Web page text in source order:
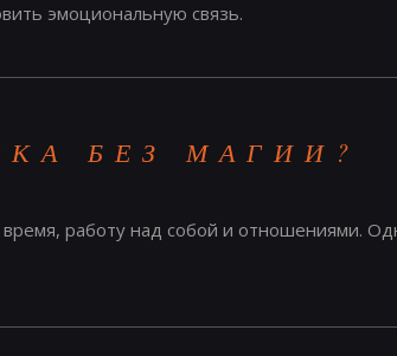
эмоциональную связь.
БЕЗ МАГИИ?
работу над собой и отношениями.